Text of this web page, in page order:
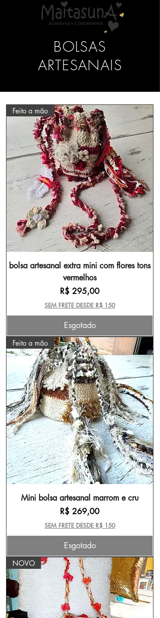
BOLSAS
ARTESANAIS
Feito a mão
bolsa artesanal extra mini com flores tons
vermelhos
Preço
R$ 295,00
SEM FRETE DESDE R$ 150
Esgotado
Feito a mão
Mini bolsa artesanal marrom e cru
Preço
R$ 269,00
SEM FRETE DESDE R$ 150
Esgotado
NOVO